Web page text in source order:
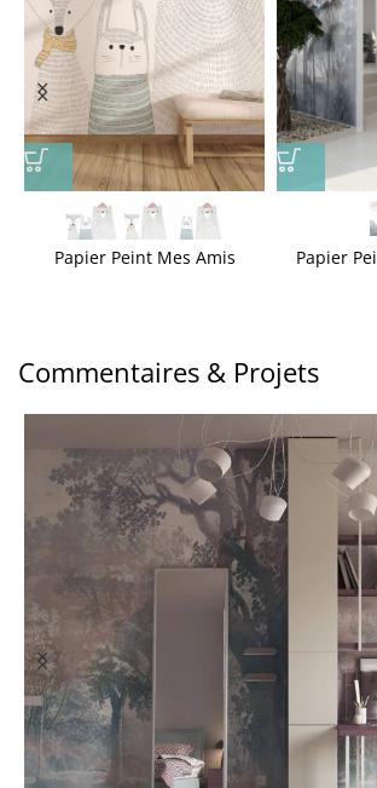
Papier Peint Mes Amis Papier
Commentaires & Projets